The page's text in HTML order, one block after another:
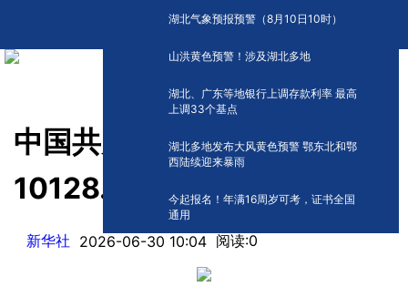
湖北气象预报预警（8月10日10时）
山洪黄色预警！涉及湖北多地
湖北、广东等地银行上调存款利率 最高
上调33个基点
湖北多地发布大风黄色预警 鄂东北和鄂
西陆续迎来暴雨
今起报名！年满16周岁可考，证书全国
通用
中国共产党党员总数达
10128.6万名
新华社 2026-06-30 10:04 阅读:0